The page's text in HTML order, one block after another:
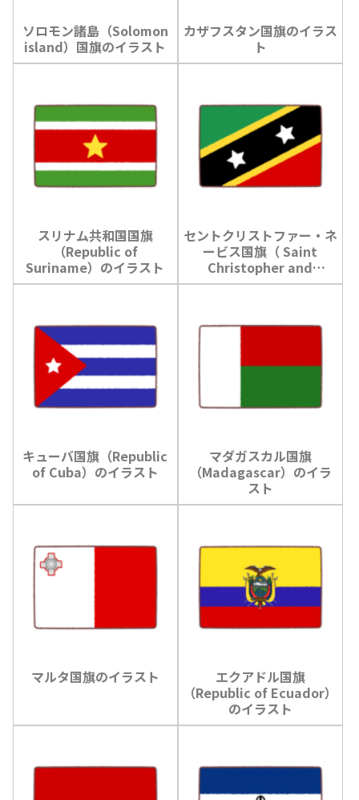
ソロモン諸島（Solomon
island）国旗のイラスト
カザフスタン国旗のイラス
ト
スリナム共和国国旗
（Republic of
Suriname）のイラスト
セントクリストファー・ネ
ービス国旗（ Saint
Christopher and
Nevis）のイラスト
キューバ国旗（Republic
of Cuba）のイラスト
マダガスカル国旗
（Madagascar）のイラ
スト
マルタ国旗のイラスト
エクアドル国旗
（Republic of Ecuador）
のイラスト